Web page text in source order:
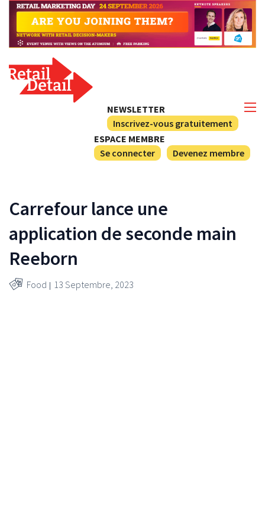
NEWSLETTER
Inscrivez-vous gratuitement
ESPACE MEMBRE
Se connecter
Devenez membre
Carrefour lance une
application de seconde main
Reeborn
Food 13 Septembre, 2023